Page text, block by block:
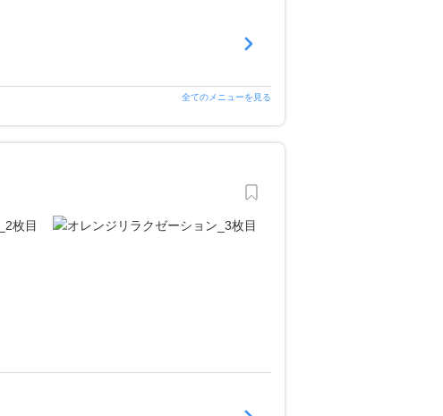
全てのメニューを見る